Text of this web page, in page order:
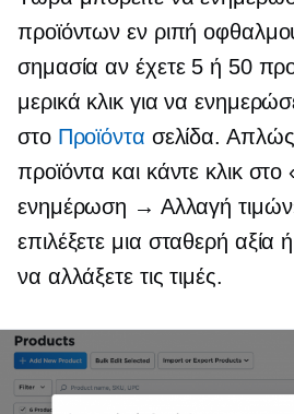
προϊόντων εν ριπή
σημασία αν έχετε 5 ή 50
μερικά κλικ για να
στο Προϊόντα σελίδα. Απλώς
προϊόντα και κάντε κλικ στο
ενημέρωση → Αλλαγή
επιλέξετε μια σταθερή αξία
να αλλάξετε τις τιμές.